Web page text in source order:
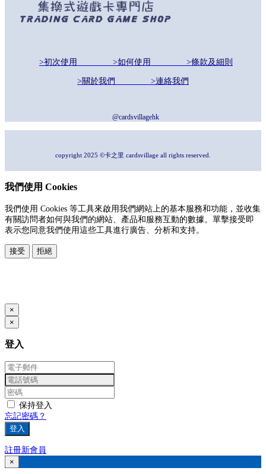
>初次使用 >如何使用 >條款及細則
>關於我們 >連絡我們
@cardsvillagehk
copyright 2025 ©卡之里 cardsvillage all rights reserved.
我們使用 Cookies
我們使用 Cookies 等工具來啟用我們網站上的基本服務和功能，並收集
有關訪問者如何與我們的網站、產品和服務互動的數據。單擊接受即
表示您同意我們使用這些工具進行廣告、分析和支持。
接受 拒絕
×
×
登入
保持登入
忘記密碼？
登入
註冊新會員
×